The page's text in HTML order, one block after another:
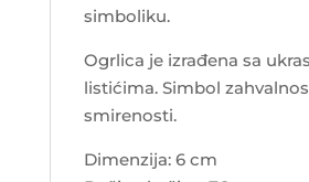
simboliku.
Ogrlica je izrađena sa
listićima. Simbol
smirenosti.
Dimenzija: 6 cm